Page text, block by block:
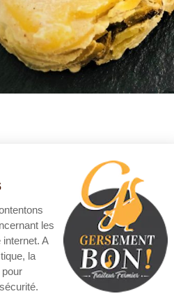
Informations
de part : portion individuelle en
: viande de Porc,
les
A
la